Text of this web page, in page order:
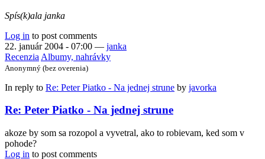
Spís(k)ala janka
Log in to post comments
22. január 2004 - 07:00 — janka
Recenzia Albumy, nahrávky
Anonymný (bez overenia)
In reply to Re: Peter Piatko - Na jednej strune by javorka
Re: Peter Piatko - Na jednej strune
akoze by som sa rozopol a vyvetral, ako to robievam, ked som v
pohode?
Log in to post comments